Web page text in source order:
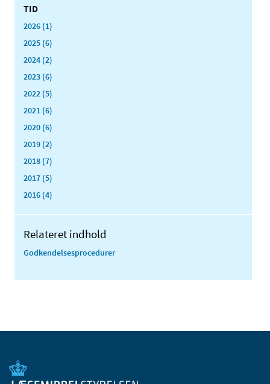
TID
2026 (1)
2025 (6)
2024 (2)
2023 (6)
2022 (5)
2021 (6)
2020 (6)
2019 (2)
2018 (7)
2017 (5)
2016 (4)
Relateret indhold
Godkendelsesprocedurer